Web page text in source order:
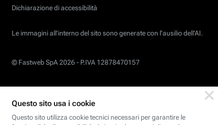
Dichiarazione di accessibilità
Le immagini all’interno del sito sono generate con l'ausilio dell'AI.
© Fastweb SpA 2026 - P.IVA 12878470157